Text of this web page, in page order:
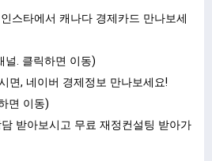
스타에서 캐나다 경제카드 만나보세
널. 클릭하면 이동)
면, 네이버 경제정보 만나보세요!
면 이동)
받아보시고 무료 재정컨설팅 받아가